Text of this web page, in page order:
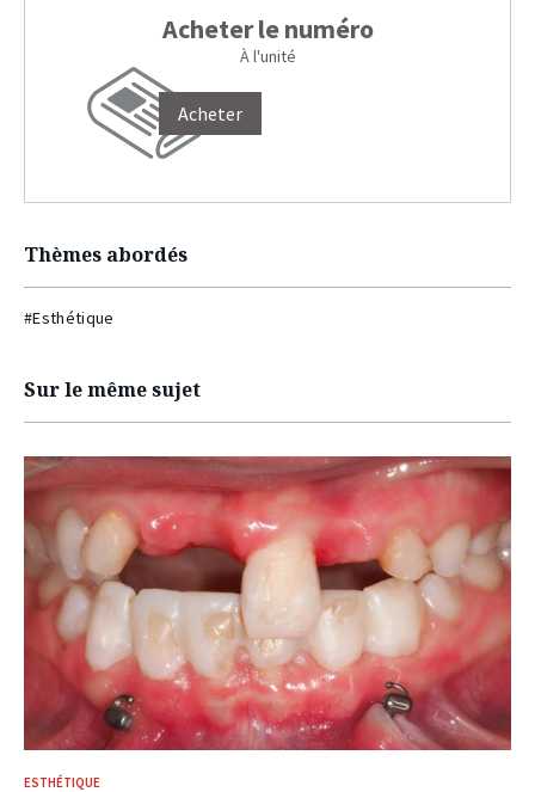
Acheter le numéro
À l'unité
Acheter
Thèmes abordés
#Esthétique
Sur le même sujet
ESTHÉTIQUE